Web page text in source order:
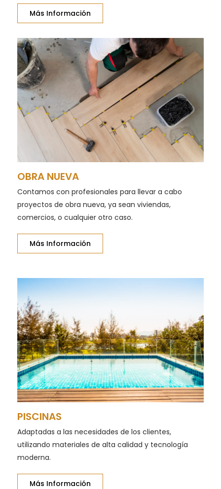
Más Información
OBRA NUEVA
Contamos con profesionales para llevar a cabo
proyectos de obra nueva, ya sean viviendas,
comercios, o cualquier otro caso.
Más Información
PISCINAS
Adaptadas a las necesidades de los clientes,
utilizando materiales de alta calidad y tecnología
moderna.
Más Información